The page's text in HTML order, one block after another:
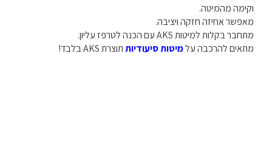
וקימה מהמיטה.
מאפשר אחיזה חזקה ויציבה.
מתחבר בקלות למיטות AKS עם הכנה לטרפז עליון.
מתאים להרכבה עלמיטות סיעודיותתוצרת AKS בלבד!